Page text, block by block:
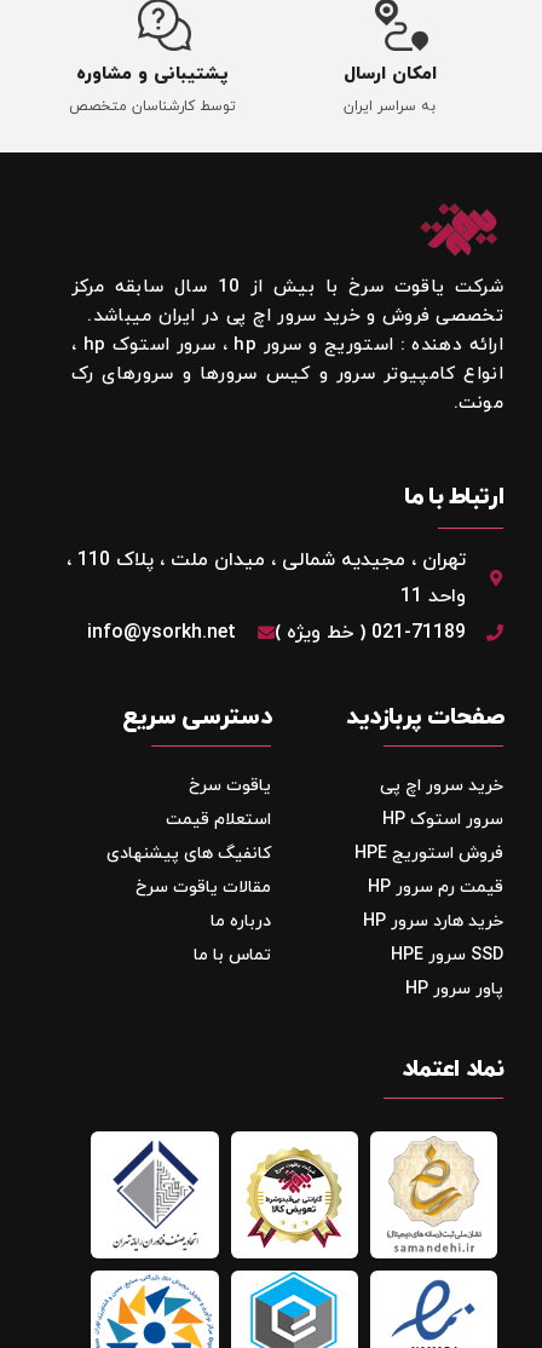
امکان ارسال
به سراسر ایران
پشتیبانی و مشاوره
توسط کارشناسان متخصص
شرکت یاقوت سرخ با بیش از 10 سال سابقه مرکز
تخصصی فروش و خرید سرور اچ پی در ایران میباشد.
ارائه دهنده : استوریج و سرور hp ، سرور استوک hp ،
انواع کامپیوتر سرور و کیس سرورها و سرورهای رک
مونت.
ارتباط با ما
تهران ، مجیدیه شمالی ، میدان ملت ، پلاک 110 ،
واحد 11
021-71189 ( خط ویژه )
info@ysorkh.net
صفحات پربازدید
خرید سرور اچ پی
سرور استوک HP
فروش استوریج‌ HPE
قیمت رم سرور HP
خرید هارد سرور HP
SSD سرور HPE
پاور سرور HP
دسترسی سریع
یاقوت سرخ
استعلام قیمت
کانفیگ های پیشنهادی
مقالات یاقوت سرخ
درباره ما
تماس با ما
نماد اعتماد